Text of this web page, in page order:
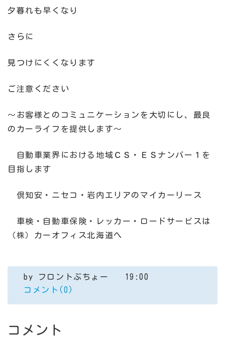
夕暮れも早くなり
さらに
見つけにくくなります
ご注意ください
～お客様とのコミュニケーションを大切にし、最良
のカーライフを提供します～
自動車業界における地域ＣＳ・ＥＳナンバー１を
目指します
倶知安・ニセコ・岩内エリアのマイカーリース
車検・自動車保険・レッカー・ロードサービスは
（株）カーオフィス北海道へ
by フロントぶちょー
19:00
コメント(0)
コメント